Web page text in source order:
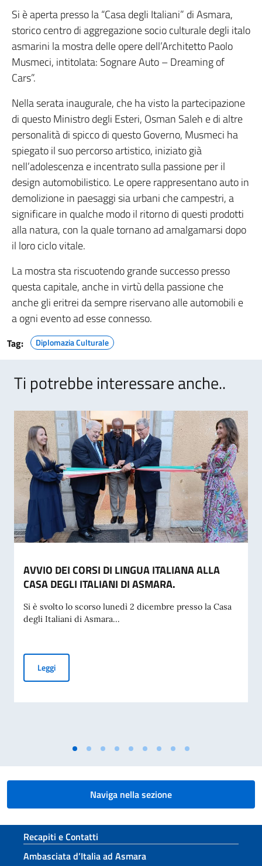
Si è aperta presso la “Casa degli Italiani” di Asmara,
storico centro di aggregazione socio culturale degli italo
asmarini la mostra delle opere dell’Architetto Paolo
Musmeci, intitolata: Sognare Auto – Dreaming of
Cars”.
Nella serata inaugurale, che ha visto la partecipazione
di questo Ministro degli Esteri, Osman Saleh e di altre
personalità di spicco di questo Governo, Musmeci ha
spiegato il suo percorso artistico, iniziato già
nell’adolescenza e incentrato sulla passione per il
design automobilistico. Le opere rappresentano auto in
demolizione in paesaggi sia urbani che campestri, a
significare in qualche modo il ritorno di questi prodotti
alla natura, con la quale tornano ad amalgamarsi dopo
il loro ciclo vitale.
La mostra sta riscuotendo grande successo presso
questa capitale, anche in virtù della passione che
anche gli eritrei da sempre riservano alle automobili e
a ogni evento ad esse connesso.
Tag: Diplomazia Culturale
Ti potrebbe interessare anche..
AVVIO DEI CORSI DI LINGUA ITALIANA ALLA
CASA DEGLI ITALIANI DI ASMARA.
Si è svolto lo scorso lunedì 2 dicembre presso la Casa
degli Italiani di Asmara...
LeggiAVVIO DEI CORSI DI LINGUA ITALIANA ALLA CASA DEGLI
Naviga nella sezione
Sezione footer
Recapiti e Contatti
Ambasciata d’Italia ad Asmara